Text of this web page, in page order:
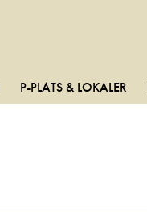
P-PLATS & LOKALER